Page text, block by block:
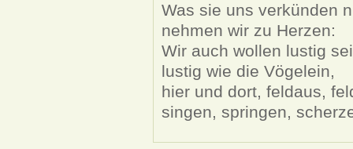
Was sie uns verkünden
nehmen wir zu Herzen:
Wir auch wollen lustig
lustig wie die Vögelein,
hier und dort, feldaus,
singen, springen,